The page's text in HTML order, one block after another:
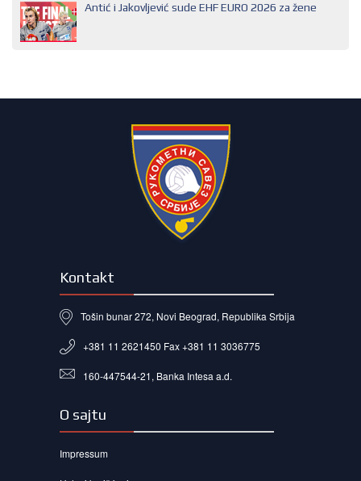
Antić i Jakovljević sude EHF EURO 2026 za žene
Kontakt
Tošin bunar 272, Novi Beograd, Republika Srbija
+381 11 2621450 Fax +381 11 3036775
160-447544-21, Banka Intesa a.d.
O sajtu
Impressum